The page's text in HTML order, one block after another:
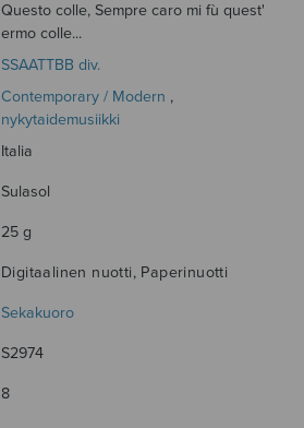
Questo colle, Sempre caro mi fù quest'
ermo colle...
SSAATTBB div.
Contemporary / Modern ,
nykytaidemusiikki
Italia
Sulasol
25 g
Digitaalinen nuotti, Paperinuotti
Sekakuoro
S2974
8